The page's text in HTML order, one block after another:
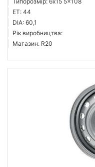
ET: 44
DIA: 60,1
Рік виробництва:
Магазин: R20